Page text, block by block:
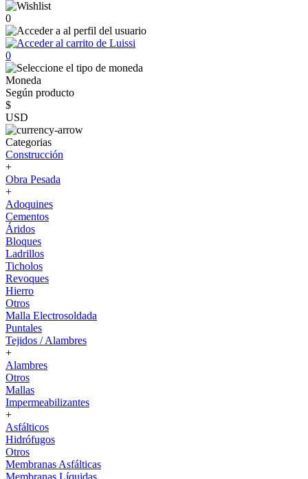
0
0
Moneda
Según producto
$
USD
Categorias
Construcción
+
Obra Pesada
+
Adoquines
Cementos
Áridos
Bloques
Ladrillos
Ticholos
Revoques
Hierro
Otros
Malla Electrosoldada
Puntales
Tejidos / Alambres
+
Alambres
Otros
Mallas
Impermeabilizantes
+
Asfálticos
Hidrófugos
Otros
Membranas Asfálticas
Membranas Líquidas